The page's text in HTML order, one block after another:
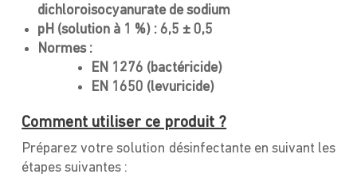
dichloroisocyanurate de sodium
pH (solution à 1 %) :6,5 ± 0,5
Normes :
EN 1276 (bactéricide)
EN 1650 (levuricide)
Comment utiliser ce produit ?
Préparez votre solution désinfectante en suivant les
étapes suivantes :